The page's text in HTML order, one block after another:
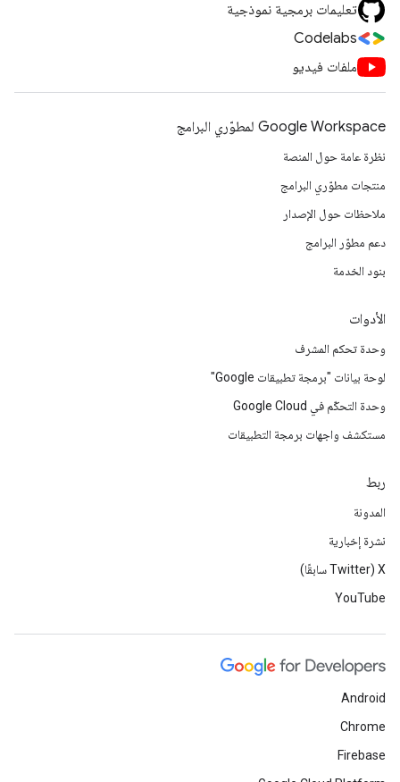
تعليمات برمجية نموذجية
Codelabs
ملفات فيديو
Google Workspace لمطوّري البرامج
نظرة عامة حول المنصة
منتجات مطوّري البرامج
ملاحظات حول الإصدار
دعم مطوّر البرامج
بنود الخدمة
الأدوات
وحدة تحكم المشرف
لوحة بيانات "برمجة تطبيقات Google"
وحدة التحكّم في Google Cloud
مستكشف واجهات برمجة التطبيقات
ربط
المدونة
نشرة إخبارية
‫X ‏(Twitter سابقًا)
YouTube
Android
Chrome
Firebase